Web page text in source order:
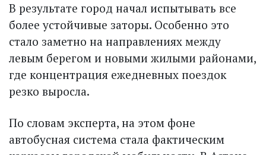
В результате город начал испытывать все
более устойчивые заторы. Особенно это
стало заметно на направлениях между
левым берегом и новыми жилыми районами,
где концентрация ежедневных поездок
резко выросла.
По словам эксперта, на этом фоне
автобусная система стала фактическим